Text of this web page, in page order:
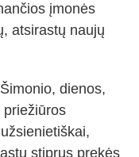
įmonės
atsirastų naujų
dienos,
priežiūros
stiprus prekės